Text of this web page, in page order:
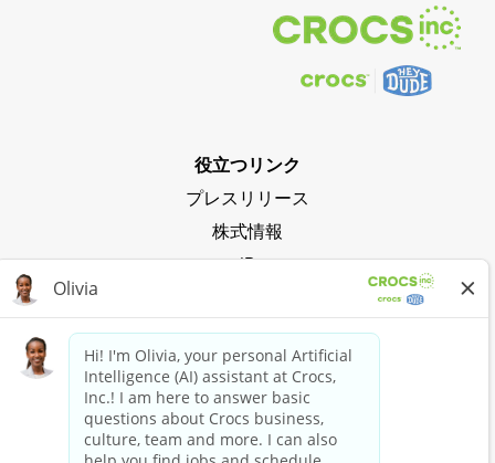
役立つリンク
プレスリリース
株式情報
IR
クロックスの波に乗る
Crocs Clubに参加
今すぐショッピング